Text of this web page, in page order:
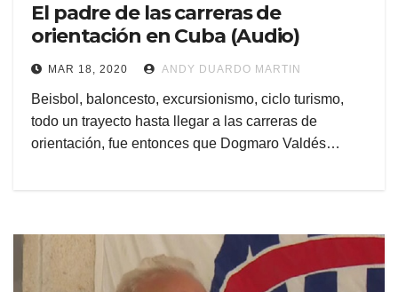
El padre de las carreras de
orientación en Cuba (Audio)
MAR 18, 2020 ANDY DUARDO MARTIN
Beisbol, baloncesto, excursionismo, ciclo turismo,
todo un trayecto hasta llegar a las carreras de
orientación, fue entonces que Dogmaro Valdés…